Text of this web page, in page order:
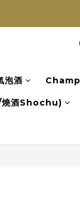
酒
酒Shochu)